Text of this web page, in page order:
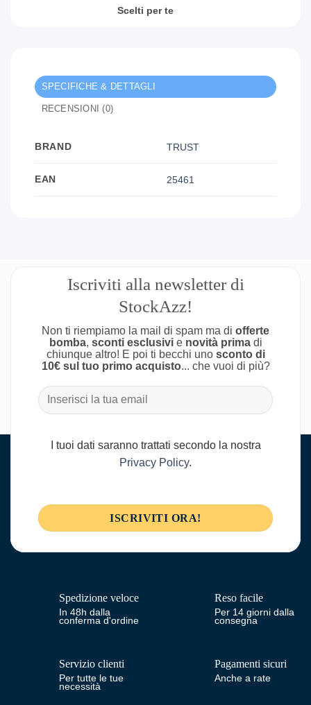
Scelti per te
SPECIFICHE & DETTAGLI
RECENSIONI (0)
BRAND TRUST
EAN 25461
Iscriviti alla newsletter di
StockAzz!
Non ti riempiamo la mail di spam ma di offerte
bomba, sconti esclusivie novità primadi
chiunque altro! E poi ti becchi uno sconto di
10€ sul tuo primo acquisto... che vuoi di più?
I tuoi dati saranno trattati secondo la nostra
Privacy Policy.
Spedizione veloce
In 48h dalla
conferma d'ordine
Reso facile
Per 14 giorni dalla
consegna
Servizio clienti
Per tutte le tue
necessità
Pagamenti sicuri
Anche a rate